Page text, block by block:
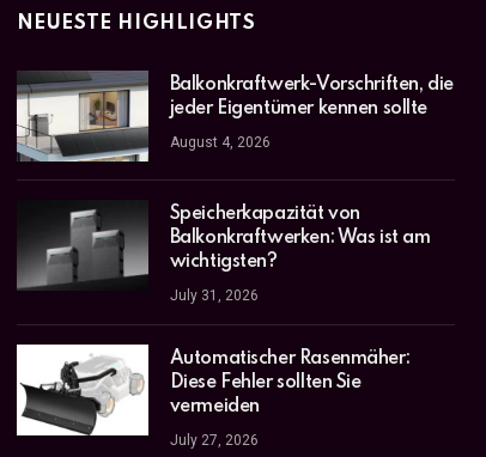
NEUESTE HIGHLIGHTS
Balkonkraftwerk-Vorschriften, die
jeder Eigentümer kennen sollte
August 4, 2026
Speicherkapazität von
Balkonkraftwerken: Was ist am
wichtigsten?
July 31, 2026
Automatischer Rasenmäher:
Diese Fehler sollten Sie
vermeiden
July 27, 2026